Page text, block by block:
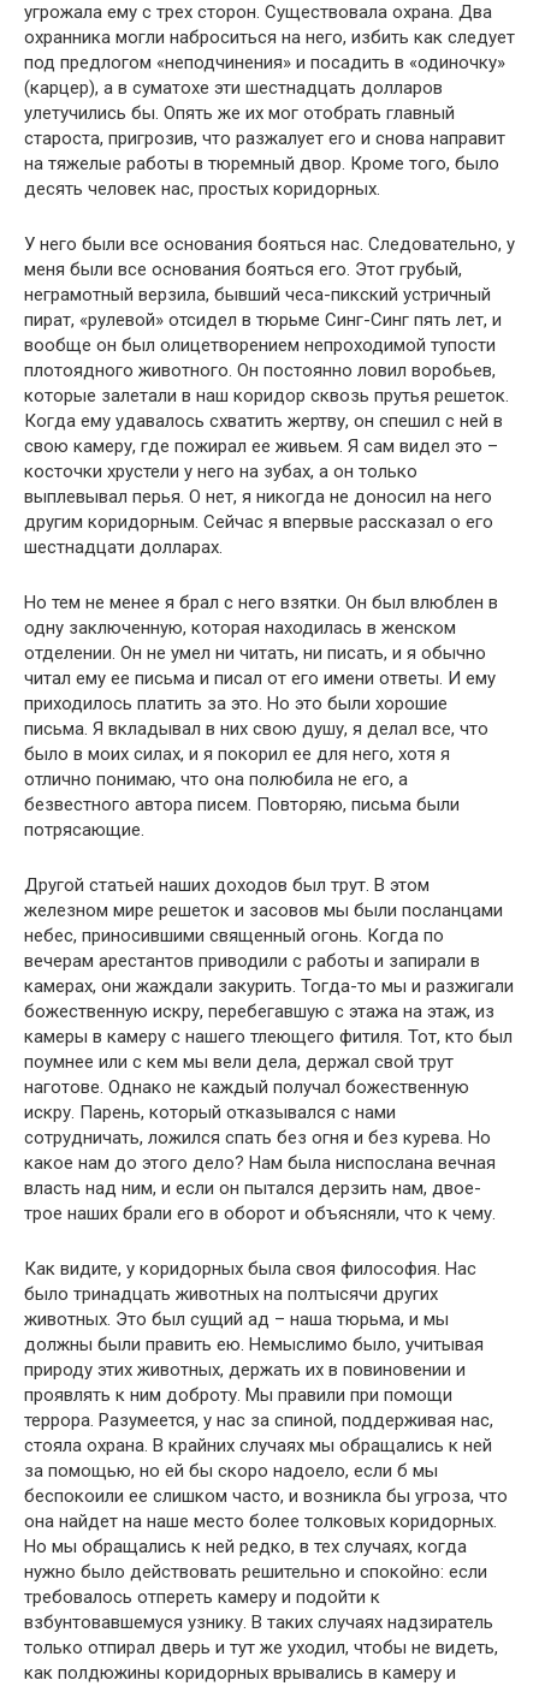
угрожала ему с трех сторон. Существовала охрана. Два
охранника могли наброситься на него, избить как следует
под предлогом «неподчинения» и посадить в «одиночку»
(карцер), а в суматохе эти шестнадцать долларов
улетучились бы. Опять же их мог отобрать главный
староста, пригрозив, что разжалует его и снова направит
на тяжелые работы в тюремный двор. Кроме того, было
десять человек нас, простых коридорных.
У него были все основания бояться нас. Следовательно, у
меня были все основания бояться его. Этот грубый,
неграмотный верзила, бывший чеса-пикский устричный
пират, «рулевой» отсидел в тюрьме Синг-Синг пять лет, и
вообще он был олицетворением непроходимой тупости
плотоядного животного. Он постоянно ловил воробьев,
которые залетали в наш коридор сквозь прутья решеток.
Когда ему удавалось схватить жертву, он спешил с ней в
свою камеру, где пожирал ее живьем. Я сам видел это –
косточки хрустели у него на зубах, а он только
выплевывал перья. О нет, я никогда не доносил на него
другим коридорным. Сейчас я впервые рассказал о его
шестнадцати долларах.
Но тем не менее я брал с него взятки. Он был влюблен в
одну заключенную, которая находилась в женском
отделении. Он не умел ни читать, ни писать, и я обычно
читал ему ее письма и писал от его имени ответы. И ему
приходилось платить за это. Но это были хорошие
письма. Я вкладывал в них свою душу, я делал все, что
было в моих силах, и я покорил ее для него, хотя я
отлично понимаю, что она полюбила не его, а
безвестного автора писем. Повторяю, письма были
потрясающие.
Другой статьей наших доходов был трут. В этом
железном мире решеток и засовов мы были посланцами
небес, приносившими священный огонь. Когда по
вечерам арестантов приводили с работы и запирали в
камерах, они жаждали закурить. Тогда-то мы и разжигали
божественную искру, перебегавшую с этажа на этаж, из
камеры в камеру с нашего тлеющего фитиля. Тот, кто был
поумнее или с кем мы вели дела, держал свой трут
наготове. Однако не каждый получал божественную
искру. Парень, который отказывался с нами
сотрудничать, ложился спать без огня и без курева. Но
какое нам до этого дело? Нам была ниспослана вечная
власть над ним, и если он пытался дерзить нам, двое-
трое наших брали его в оборот и объясняли, что к чему.
Как видите, у коридорных была своя философия. Нас
было тринадцать животных на полтысячи других
животных. Это был сущий ад – наша тюрьма, и мы
должны были править ею. Немыслимо было, учитывая
природу этих животных, держать их в повиновении и
проявлять к ним доброту. Мы правили при помощи
террора. Разумеется, у нас за спиной, поддерживая нас,
стояла охрана. В крайних случаях мы обращались к ней
за помощью, но ей бы скоро надоело, если б мы
беспокоили ее слишком часто, и возникла бы угроза, что
она найдет на наше место более толковых коридорных.
Но мы обращались к ней редко, в тех случаях, когда
нужно было действовать решительно и спокойно: если
требовалось отпереть камеру и подойти к
взбунтовавшемуся узнику. В таких случаях надзиратель
только отпирал дверь и тут же уходил, чтобы не видеть,
как полдюжины коридорных врывались в камеру и